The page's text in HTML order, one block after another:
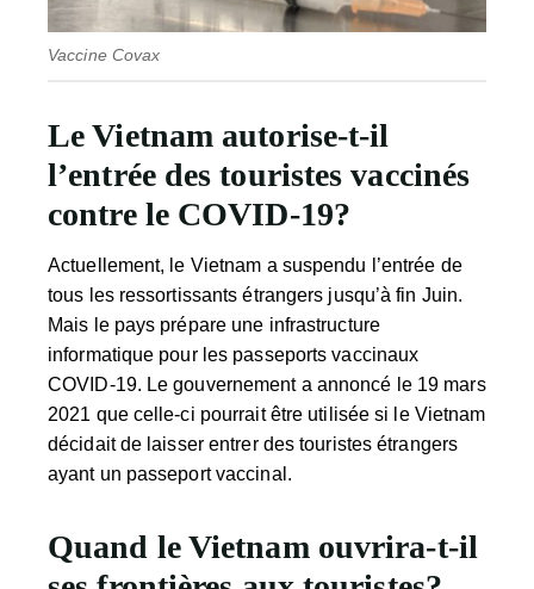
Vaccine Covax
Le Vietnam autorise-t-il
l’entrée des touristes vaccinés
contre le COVID-19?
Actuellement, le Vietnam a suspendu l’entrée de
tous les ressortissants étrangers jusqu’à fin Juin.
Mais le pays prépare une infrastructure
informatique pour les passeports vaccinaux
COVID-19. Le gouvernement a annoncé le 19 mars
2021 que celle-ci pourrait être utilisée si le Vietnam
décidait de laisser entrer des touristes étrangers
ayant un passeport vaccinal.
Quand le Vietnam ouvrira-t-il